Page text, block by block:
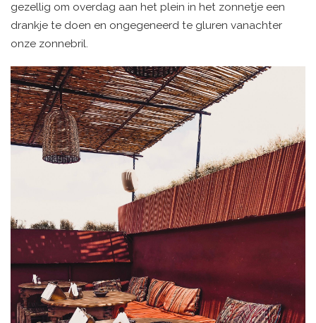
gezellig om overdag aan het plein in het zonnetje een
drankje te doen en ongegeneerd te gluren vanachter
onze zonnebril.